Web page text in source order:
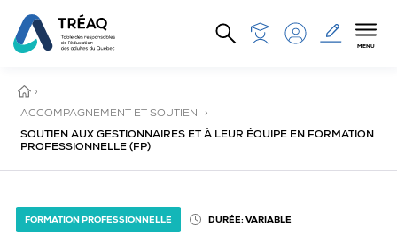
Aller au contenu principal
MENU
ACCUEIL
›
ACCOMPAGNEMENT ET SOUTIEN
›
SOUTIEN AUX GESTIONNAIRES ET À LEUR ÉQUIPE EN FORMATION
PROFESSIONNELLE (FP)
FORMATION PROFESSIONNELLE DURÉE: VARIABLE